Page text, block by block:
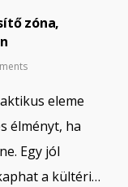
zóna,
eleme
élményt, ha
Egy jól
a kültéri…